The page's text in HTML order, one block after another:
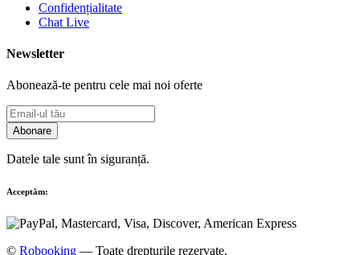
Confidențialitate
Chat Live
Newsletter
Abonează-te pentru cele mai noi oferte
Abonare
Datele tale sunt în siguranță.
Acceptăm:
© Robooking — Toate drepturile rezervate.